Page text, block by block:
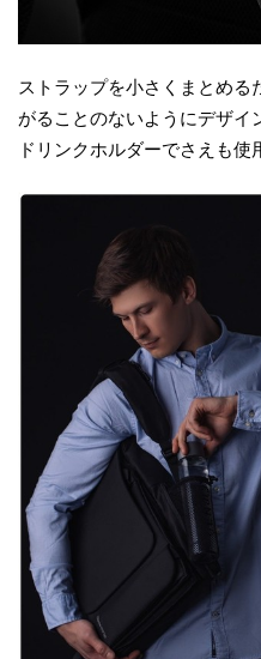
ストラップを小さくまとめ
がることのないようにデザイ
ドリンクホルダーでさえも使